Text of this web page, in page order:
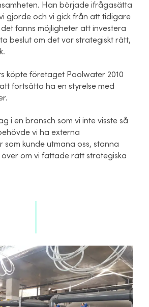
Han började ifrågasätta
gjorde och vi gick från att tidigare
det fanns möjligheter att investera
beslut om det var strategiskt rätt,
köpte företaget Poolwater 2010
fortsätta ha en styrelse med
i en bransch som vi inte visste så
vi ha externa
som kunde utmana oss, stanna
om vi fattade rätt strategiska